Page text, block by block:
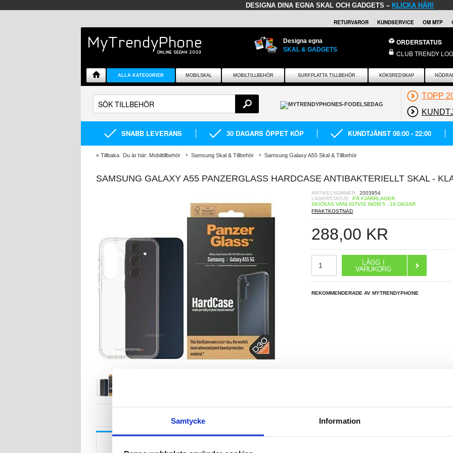
Samtycke Information
DESIGNA DINA EGNA SKAL OCH GADGETS – KLICKA HÄR!
RETURVAROR KUNDSERVICE OM MTP
Designa egna
SKAL & GADGETS
ORDERSTATUS
CLUB TRENDY
ALLA KATEGORIER MOBILSKAL MOBILTILLBEHÖR SURFPLATTA TILLBEHÖR KÖKSREDSKAP
TOPP
SNABB LEVERANS 30 DAGARS ÖPPET KÖP KUNDTJÄNST 08:00 - 22:00
« Tillbaka Du är här: Mobiltillbehör Samsung Skal & Tillbehör Samsung Galaxy A55 Skal & Tillbehör
SAMSUNG GALAXY A55 PANZERGLASS HARDCASE ANTIBAKTERIELLT SKAL -
ARTIKELNUMMER: 2003954
LAGERSTATUS: PÅ FJÄRRLAGER.
SKICKAS VANLIGTVIS INOM 5 - 10 DAGAR
FRAKTKOSTNAD
288,00 KR
REKOMMENDERADE AV MYTRENDYPHONE